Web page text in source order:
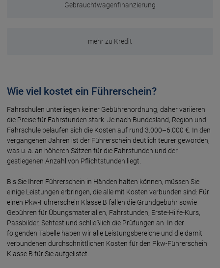
Gebrauchtwagenfinanzierung
mehr zu Kredit
Wie viel kostet ein Führerschein?
Fahrschulen unterliegen keiner Gebühren­ordnung, daher vari­ieren
die Preise für Fahr­stunden stark. Je nach Bundes­land, Region und
Fahr­schule be­laufen sich die Kosten auf rund 3.000­–6.000 €. In den
vergangenen Jahren ist der Führerschein deutlich teurer geworden,
was u. a. an höheren Sätzen für die Fahr­stunden und der
gestiegenen Anzahl von Pflicht­stunden liegt.
Bis Sie Ihren Führerschein in Händen halten können, müssen Sie
einige Leis­tungen er­bringen, die alle mit Kosten ver­bunden sind: Für
einen Pkw-Führer­schein Klasse B fallen die Grund­gebühr sowie
Gebühren für Übungs­materialien, Fahr­stunden, Erste-Hilfe-Kurs,
Pass­bilder, Sehtest und schließ­lich die Prüfungen an. In der
folgenden Tabelle haben wir alle Leistungs­bereiche und die damit
ver­bundenen durch­schnitt­lichen Kosten für den Pkw-Führer­schein
Klasse B für Sie aufgelistet.